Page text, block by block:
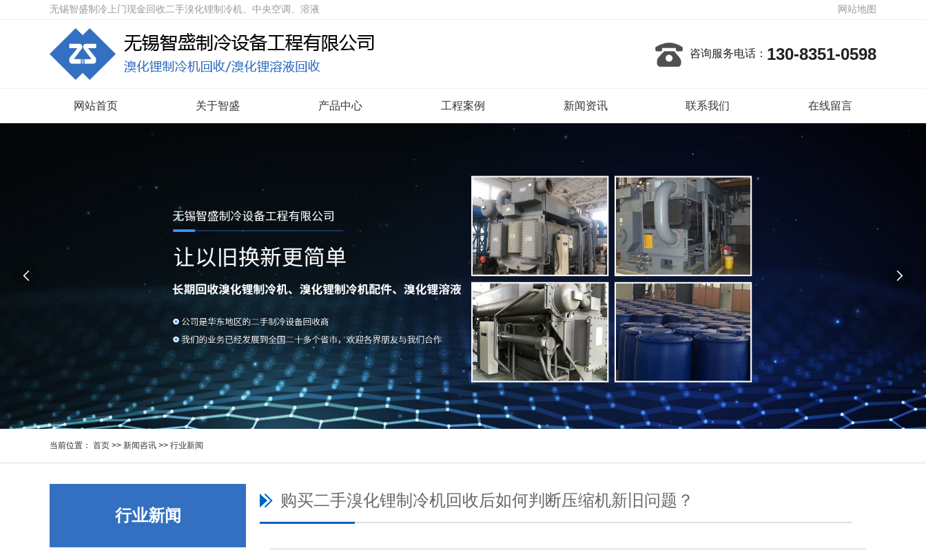
无锡智盛制冷上门现金回收二手溴化锂制冷机、中央空调、溶液 网站地图
咨询服务电话： 130-8351-0598
网站首页 关于智盛 产品中心 工程案例 新闻资讯 联系我们 在线留言
 
当前位置： 首页 >> 新闻咨讯 >> 行业新闻
行业新闻
购买二手溴化锂制冷机回收后如何判断压缩机新旧问题？